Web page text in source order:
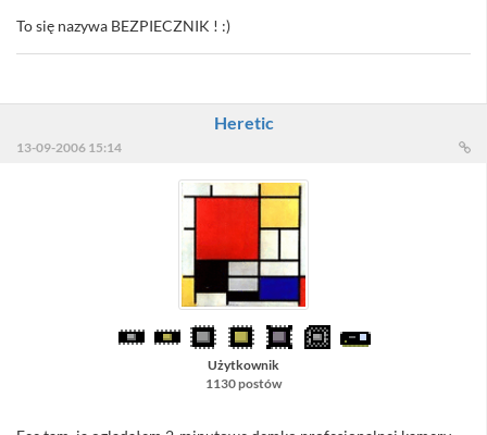
To się nazywa BEZPIECZNIK ! :)
Heretic
13-09-2006 15:14
Użytkownik
1130 postów